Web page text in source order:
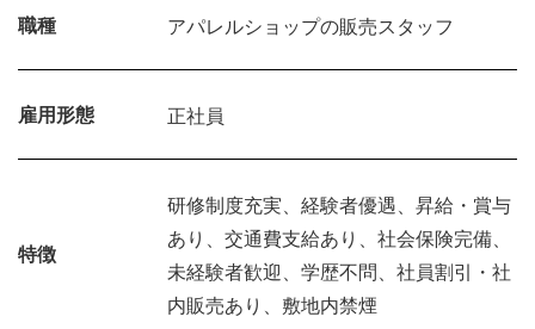
職種 アパレルショップの販売スタッフ
雇用形態 正社員
特徴
研修制度充実、経験者優遇、昇給・賞与
あり、交通費支給あり、社会保険完備、
未経験者歓迎、学歴不問、社員割引・社
内販売あり、敷地内禁煙